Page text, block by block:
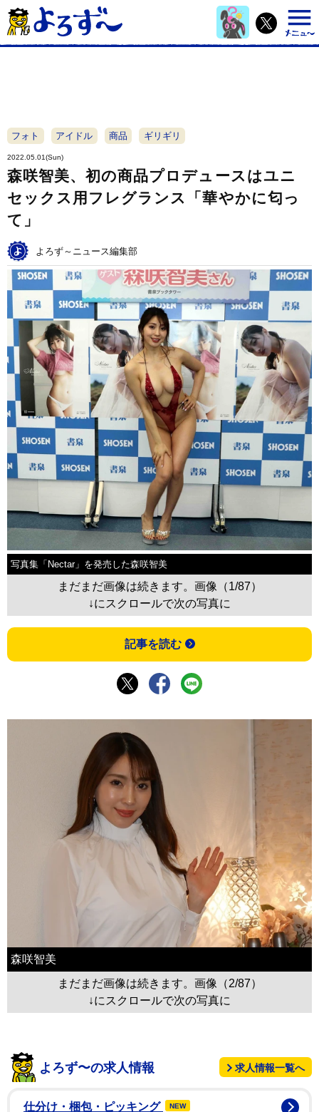
フォト アイドル 商品 ギリギリ
2022.05.01(Sun)
森咲智美、初の商品プロデュースはユニ
セックス用フレグランス「華やかに匂っ
て」
よろず～ニュース編集部
写真集「Nectar」を発売した森咲智美
まだまだ画像は続きます。画像（1/87）
↓にスクロールで次の写真に
記事を読む
森咲智美
まだまだ画像は続きます。画像（2/87）
↓にスクロールで次の写真に
よろず〜の求人情報 求人情報一覧へ
仕分け・梱包・ピッキング NEW